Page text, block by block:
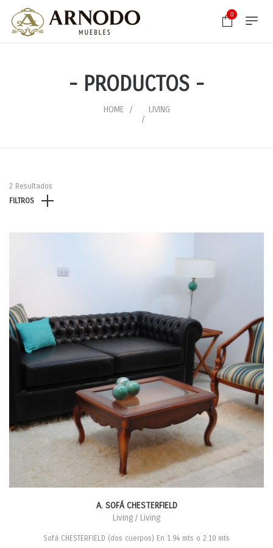
0
- PRODUCTOS -
HOME LIVING
2 Resultados
FILTROS
A. SOFÁ CHESTERFIELD
Living / Living
Sofá CHESTERFIELD (dos cuerpos) En 1.94 mts o 2.10 mts